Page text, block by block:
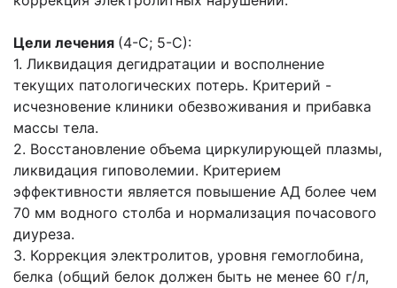
Цели лечения (4-С; 5-С):
1. Ликвидация дегидратации и восполнение
текущих патологических потерь. Критерий -
исчезновение клиники обезвоживания и прибавка
массы тела.
2. Восстановление объема циркулирующей плазмы,
ликвидация гиповолемии. Критерием
эффективности является повышение АД более чем
70 мм водного столба и нормализация почасового
диуреза.
3. Коррекция электролитов, уровня гемоглобина,
белка (общий белок должен быть не менее 60 г/л,